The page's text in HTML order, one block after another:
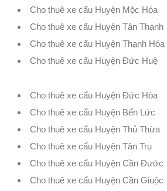
Cho thuê xe cẩu Huyện Mộc Hóa
Cho thuê xe cẩu Huyện Tân Thạnh
Cho thuê xe cẩu Huyện Thạnh Hóa
Cho thuê xe cẩu Huyện Đức Huệ
Cho thuê xe cẩu Huyện Đức Hòa
Cho thuê xe cẩu Huyện Bến Lức
Cho thuê xe cẩu Huyện Thủ Thừa
Cho thuê xe cẩu Huyện Tân Trụ
Cho thuê xe cẩu Huyện Cần Đước
Cho thuê xe cẩu Huyện Cần Giuộc